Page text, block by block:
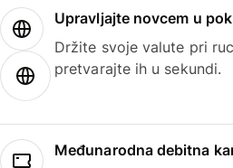
Upravljajte novcem u
Držite svoje valute pri
pretvarajte ih u sekundi.
Međunarodna debitna